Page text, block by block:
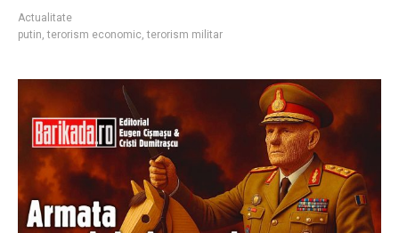
Actualitate
putin,terorism economic,terorism militar